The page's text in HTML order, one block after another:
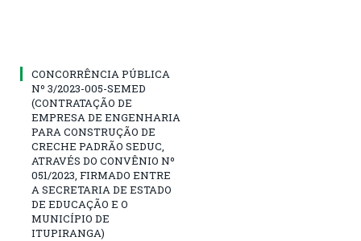
CONCORRÊNCIA PÚBLICA
Nº 3/2023-005-SEMED
(CONTRATAÇÃO DE
EMPRESA DE ENGENHARIA
PARA CONSTRUÇÃO DE
CRECHE PADRÃO SEDUC,
ATRAVÉS DO CONVÊNIO Nº
051/2023, FIRMADO ENTRE
A SECRETARIA DE ESTADO
DE EDUCAÇÃO E O
MUNICÍPIO DE
ITUPIRANGA)